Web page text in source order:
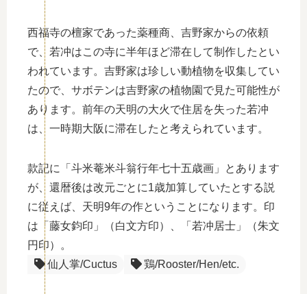
西福寺の檀家であった薬種商、吉野家からの依頼
で、若冲はこの寺に半年ほど滞在して制作したとい
われています。吉野家は珍しい動植物を収集してい
たので、サボテンは吉野家の植物園で見た可能性が
あります。前年の天明の大火で住居を失った若冲
は、一時期大阪に滞在したと考えられています。
款記に「斗米菴米斗翁行年七十五歳画」とあります
が、還暦後は改元ごとに1歳加算していたとする説
に従えば、天明9年の作ということになります。印
は「藤女鈞印」（白文方印）、「若冲居士」（朱文
円印）。
仙人掌/Cuctus
鶏/Rooster/Hen/etc.